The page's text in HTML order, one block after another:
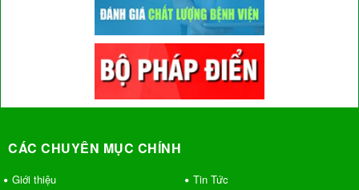
CÁC CHUYÊN MỤC CHÍNH
Giới thiệu
Tin Tức